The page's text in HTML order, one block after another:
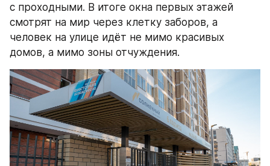
с проходными. В итоге окна первых этажей
смотрят на мир через клетку заборов, а
человек на улице идёт не мимо красивых
домов, а мимо зоны отчуждения.